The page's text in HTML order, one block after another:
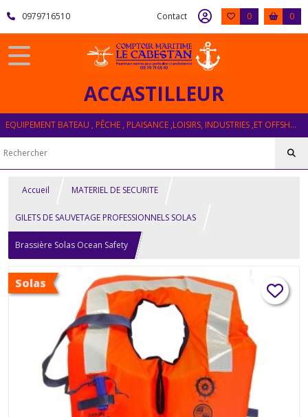
0979716510 Contact 0 0
ACCASTILLEUR
EQUIPEMENT BATEAU , PÊCHE , PLAISANCE ,LOISIRS, INDUSTRIES ,ET OFFSHORE
Accueil MATERIEL DE SECURITE
GILETS DE SAUVETAGE PROFESSIONNELS SOLAS
Brassière Solas Ocean Safety
Solas